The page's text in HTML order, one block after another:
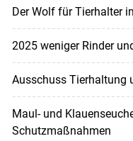
Der Wolf für Tierhalter
2025 weniger Rinder
Ausschuss Tierhaltung
Maul- und
Schutzmaßnahmen